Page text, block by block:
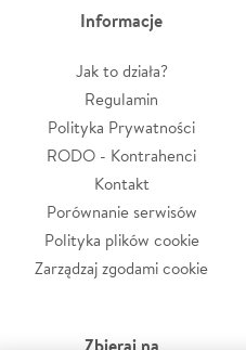
Informacje
Jak to działa?
Regulamin
Polityka Prywatności
RODO - Kontrahenci
Kontakt
Porównanie serwisów
Polityka plików cookie
Zarządzaj zgodami cookie